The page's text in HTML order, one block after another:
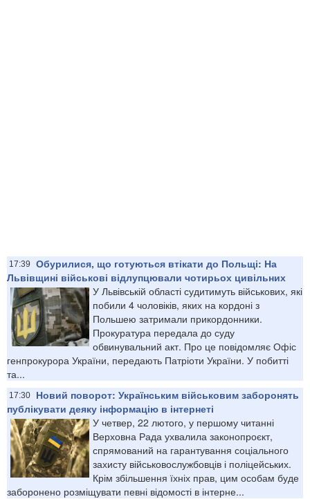
17:39
Обурилися, що готуються втікати до Польщі: На
Львівщині військові відлупцювали чотирьох цивільних
У Львівській області судитимуть військових, які
побили 4 чоловіків, яких на кордоні з
Польшею затримали прикордонники.
Прокуратура передала до суду
обвинувальний акт. Про це повідомляє Офіс
генпрокурора України, передають Патріоти України. У побитті
та...
17:30
Новий поворот: Українським військовим заборонять
публікувати деяку інформацію в інтернеті
У четвер, 22 лютого, у першому читанні
Верховна Рада ухвалила законопроєкт,
спрямований на гарантування соціального
захисту військовослужбовців і поліцейських.
Крім збільшення їхніх прав, цим особам буде
заборонено розміщувати певні відомості в інтерне...